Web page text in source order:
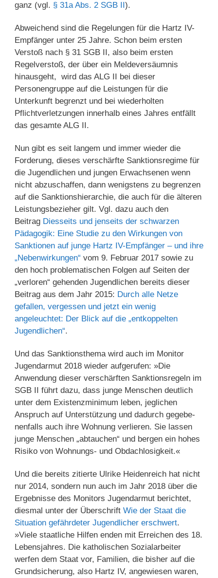
ganz (vgl. § 31a Abs. 2 SGB II).
Abweichend sind die Regelungen für die Hartz IV-
Empfänger unter 25 Jahre. Schon beim ersten
Verstoß nach § 31 SGB II, also beim ersten
Regelverstoß, der über ein Meldeversäumnis
hinausgeht, wird das ALG II bei dieser
Personengruppe auf die Leistungen für die
Unterkunft begrenzt und bei wiederholten
Pflichtverletzungen innerhalb eines Jahres entfällt
das gesamte ALG II.
Nun gibt es seit langem und immer wieder die
Forderung, dieses verschärfte Sanktionsregime für
die Jugendlichen und jungen Erwachsenen wenn
nicht abzuschaffen, dann wenigstens zu begrenzen
auf die Sanktionshierarchie, die auch für die älteren
Leistungsbezieher gilt. Vgl. dazu auch den
Beitrag Diesseits und jenseits der schwarzen
Pädagogik: Eine Studie zu den Wirkungen von
Sanktionen auf junge Hartz IV-Empfänger – und ihre
„Nebenwirkungen“ vom 9. Februar 2017 sowie zu
den hoch problematischen Folgen auf Seiten der
„verloren“ gehenden Jugendlichen bereits dieser
Beitrag aus dem Jahr 2015: Durch alle Netze
gefallen, vergessen und jetzt ein wenig
angeleuchtet: Der Blick auf die „entkoppelten
Jugendlichen“.
Und das Sanktionsthema wird auch im Monitor
Jugendarmut 2018 wieder aufgerufen: »Die
Anwendung dieser verschärften Sanktionsregeln im
SGB II führt dazu, dass junge Menschen deutlich
unter dem Existenzminimum leben, jeglichen
Anspruch auf Unterstützung und dadurch gegebe­
nen­falls auch ihre Wohnung verlieren. Sie lassen
junge Menschen „abtauchen“ und bergen ein hohes
Risiko von Wohnungs- und Obdachlosigkeit.«
Und die bereits zitierte Ulrike Heidenreich hat nicht
nur 2014, sondern nun auch im Jahr 2018 über die
Ergebnisse des Monitors Jugendarmut berichtet,
diesmal unter der Überschrift Wie der Staat die
Situation gefährdeter Jugendlicher erschwert.
»Viele staatliche Hilfen enden mit Erreichen des 18.
Lebensjahres. Die katholischen Sozialarbeiter
werfen dem Staat vor, Familien, die bisher auf die
Grundsicherung, also Hartz IV, angewiesen waren,